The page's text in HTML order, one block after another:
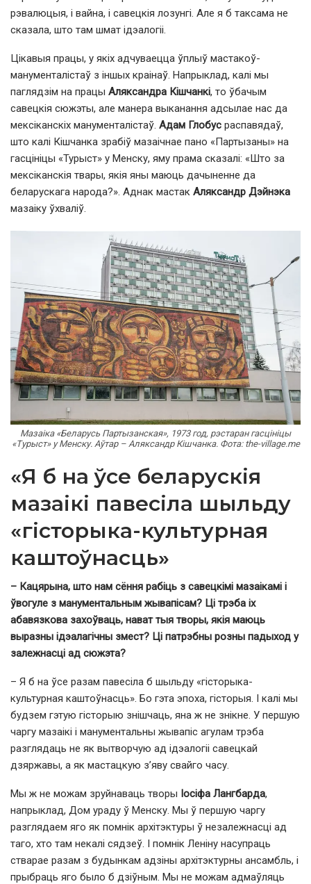
рэвалюцыя, і вайна, і савецкія лозунгі. Але я б таксама не
сказала, што там шмат ідэалогіі.
Цікавыя працы, у якіх адчуваецца ўплыў мастакоў-
манументалістаў з іншых краінаў. Напрыклад, калі мы
паглядзім на працы Аляксандра Кішчанкі, то ўбачым
савецкія сюжэты, але манера выканання адсылае нас да
мексіканскіх манументалістаў. Адам Глобус распавядаў,
што калі Кішчанка зрабіў мазаічнае пано «Партызаны» на
гасцініцы «Турыст» у Менску, яму прама сказалі: «Што за
мексіканскія твары, якія яны маюць дачыненне да
беларускага народа?». Аднак мастак Аляксандр Дэйнэка
мазаіку ўхваліў.
Мазаіка «Беларусь Партызанская», 1973 год, рэстаран гасцініцы
«Турыст» у Менску. Аўтар – Аляксандр Кішчанка. Фота: the-village.me
«Я б на ўсе беларускія
мазаікі павесіла шыльду
«гісторыка-культурная
каштоўнасць»
– Кацярына, што нам сёння рабіць з савецкімі мазаікамі і
ўвогуле з манументальным жывапісам? Ці трэба іх
абавязкова захоўваць, нават тыя творы, якія маюць
выразны ідэалагічны змест? Ці патрэбны розны падыход у
залежнасці ад сюжэта?
– Я б на ўсе разам павесіла б шыльду «гісторыка-
культурная каштоўнасць». Бо гэта эпоха, гісторыя. І калі мы
будзем гэтую гісторыю знішчаць, яна ж не знікне. У першую
чаргу мазаікі і манументальны жывапіс агулам трэба
разглядаць не як вытворчую ад ідэалогіі савецкай
дзяржавы, а як мастацкую з’яву свайго часу.
Мы ж не можам зруйнаваць творы Іосіфа Лангбарда,
напрыклад, Дом ураду ў Менску. Мы ў першую чаргу
разглядаем яго як помнік архітэктуры ў незалежнасці ад
таго, хто там некалі сядзеў. І помнік Леніну насупраць
стварае разам з будынкам адзіны архітэктурны ансамбль, і
прыбраць яго было б дзіўным. Мы не можам адмаўляць